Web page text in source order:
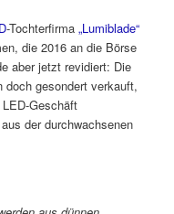
-Tochterfirma„Lumiblade“
die 2016 an die Börse
aber jetzt revidiert: Die
doch gesondert verkauft,
Geschäft
der durchwachsenen